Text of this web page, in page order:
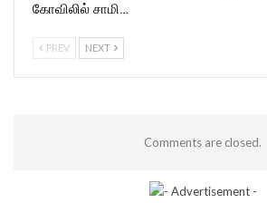
கோவிலில் சாமி…
PREV NEXT
Comments are closed.